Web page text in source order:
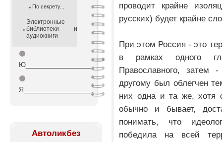
По секрету...
Электронные
библиотеки и
аудиокниги
⚫
Ю_________________
⚫
Я_________________
Автоликбез
проводит крайне
русских) будет крайне
При этом Россия - это
в рамках одного
Православного, затем
другому был облегчен
них одна и та же, хотя
обычно и бывает,
понимать, что
победила на всей